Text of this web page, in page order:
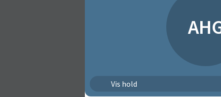
Vis hold
Let Øvede | 311